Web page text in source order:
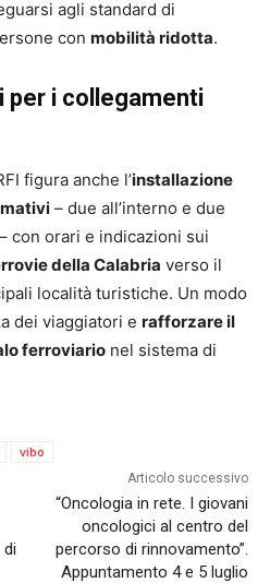
agli standard di
con mobilità ridotta.
i collegamenti
figura anche l’installazione
– due all’interno e due
con orari e indicazioni sui
della Calabria verso il
località turistiche. Un modo
dei viaggiatori e rafforzare il
ferroviario nel sistema di
vibo
Articolo successivo
“Oncologia in rete. I giovani
oncologici al centro del
percorso di rinnovamento”.
Appuntamento 4 e 5 luglio